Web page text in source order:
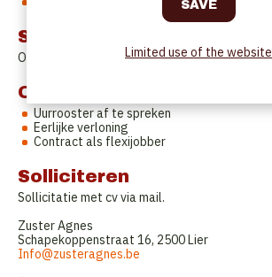
Start date
Onmiddellijk.
Offer
Uurrooster af te spreken
Eerlijke verloning
Contract als flexijobber
Solliciteren
Sollicitatie met cv via mail.
Zuster Agnes
Schapekoppenstraat 16, 2500 Lier
Info@zusteragnes.be
Limited use of the website